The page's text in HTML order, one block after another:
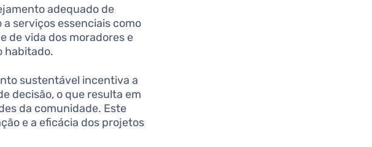
adequado de
serviços essenciais como
de vida dos moradores e
habitado.
sustentável incentiva a
decisão, o que resulta em
da comunidade. Este
e a eficácia dos projetos